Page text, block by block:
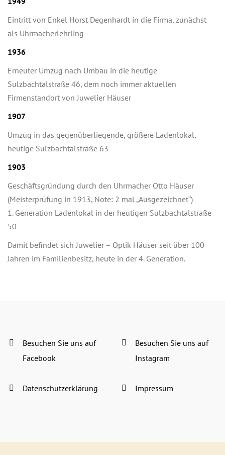
Eintritt von Enkel Horst Degenhardt in die Firma, zunächst
als Uhrmacherlehrling
1936
Erneuter Umzug nach Umbau in die heutige
Sulzbachtalstraße 46, dem noch immer aktuellen
Firmenstandort von Juwelier Häuser
1907
Umzug in das gegenüberliegende, größere Ladenlokal,
heutige Sulzbachtalstraße 63
1903
Geschäftsgründung durch den Uhrmacher Otto Häuser
(Meisterprüfung in 1913, Note: 2 mal „Ausgezeichnet“)
1. Generation Ladenlokal in der heutigen Sulzbachtalstraße
50
Damit befindet sich Juwelier – Optik Häuser seit über 100
Jahren im Familienbesitz, heute in der 4. Generation.
Besuchen Sie uns auf
Facebook
Besuchen Sie uns auf
Instagram
Datenschutzerklärung Impressum